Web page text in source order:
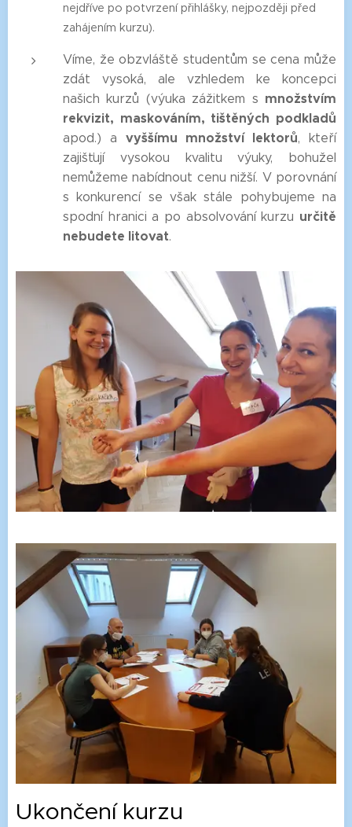
nejdříve po potvrzení přihlášky, nejpozději před
zahájením kurzu).
Víme, že obzvláště studentům se cena může
zdát vysoká, ale vzhledem ke koncepci
našich kurzů (výuka zážitkem s množstvím
rekvizit, maskováním, tištěných podkladů
apod.) a vyššímu množství lektorů, kteří
zajišťují vysokou kvalitu výuky, bohužel
nemůžeme nabídnout cenu nižší. V porovnání
s konkurencí se však stále pohybujeme na
spodní hranici a po absolvování kurzu určitě
nebudete litovat. ☺
Ukončení kurzu